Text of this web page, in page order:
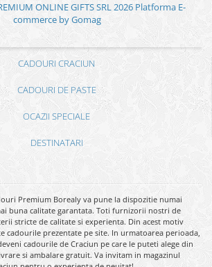
ONLINE GIFTS SRL 2026 Platforma E-
commerce by Gomag
CADOURI CRACIUN
CADOURI DE PASTE
OCAZII SPECIALE
DESTINATARI
Premium Borealy va pune la dispozitie numai
buna calitate garantata. Toti furnizorii nostri de
stricte de calitate si experienta. Din acest motiv
cadourile prezentate pe site. In urmatoarea perioada,
cadourile de Craciun pe care le puteti alege din
si ambalare gratuit. Va invitam in magazinul